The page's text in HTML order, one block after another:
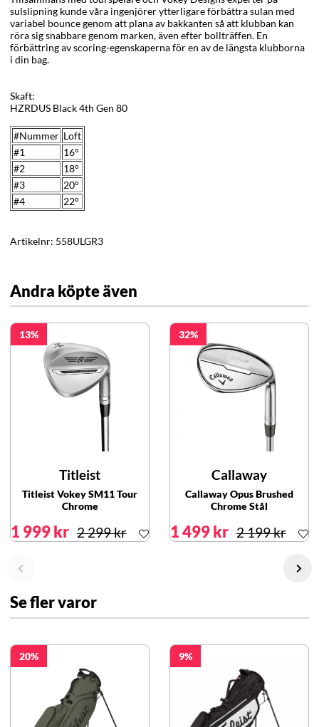
sulslipning kunde våra ingenjörer ytterligare förbättra sulan med
variabel bounce genom att plana av bakkanten så att klubban kan
röra sig snabbare genom marken, även efter bollträffen. En
förbättring av scoring-egenskaperna för en av de längsta klubborna
i din bag.
Skaft:
HZRDUS Black 4th Gen 80
#Nummer Loft
#1
16°
#2
18°
#3
20°
#4
22°
Artikelnr: 558ULGR3
Andra köpte även
13
Titleist
Titleist Vokey SM11 Tour
Chrome
1 999 kr 2 299 kr
32
Callaway
Callaway Opus Brushed
Chrome Stål
1 499 kr 2 199 kr
Se fler varor
20 9